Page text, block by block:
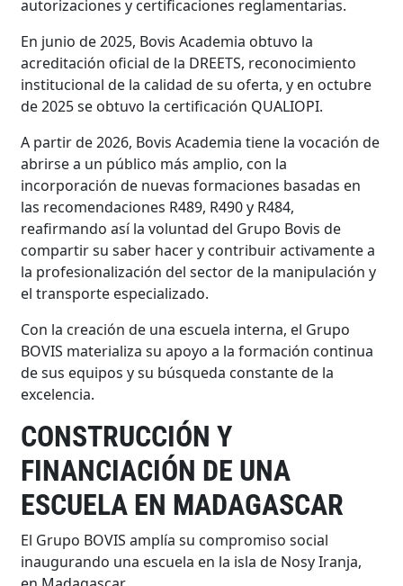
autorizaciones y certificaciones reglamentarias.
En junio de 2025, Bovis Academia obtuvo la
acreditación oficial de la DREETS, reconocimiento
institucional de la calidad de su oferta, y en octubre
de 2025 se obtuvo la certificación QUALIOPI.
A partir de 2026, Bovis Academia tiene la vocación de
abrirse a un público más amplio, con la
incorporación de nuevas formaciones basadas en
las recomendaciones R489, R490 y R484,
reafirmando así la voluntad del Grupo Bovis de
compartir su saber hacer y contribuir activamente a
la profesionalización del sector de la manipulación y
el transporte especializado.
Con la creación de una escuela interna, el Grupo
BOVIS materializa su apoyo a la formación continua
de sus equipos y su búsqueda constante de la
excelencia.
CONSTRUCCIÓN Y
FINANCIACIÓN DE UNA
ESCUELA EN MADAGASCAR
El Grupo BOVIS amplía su compromiso social
inaugurando una escuela en la isla de Nosy Iranja,